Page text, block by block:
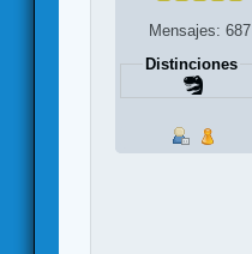
Mensajes: 687
Distinciones